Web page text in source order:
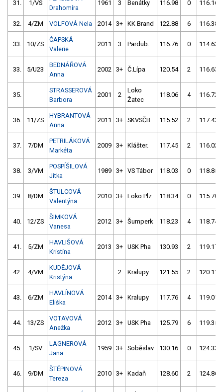
31. 1/VS
Drahomíra
1961 3 Benátky 116.98 0 116.16
32. 4/ZM VOLFOVÁ Nela 2014 3+ KK Brand 122.88 6 116.38
33. 10/ZS
ČAPSKÁ
Valerie
2011 3 Pardub. 116.76 0 114.63
33. 5/U23
BEDNÁŘOVÁ
Anna
2002 3+ Č.Lípa 120.54 2 116.63
35.
STRASSEROVÁ
Barbora
2001 2
Loko
Žatec
118.06 4 116.72
36. 11/ZS
HYBRANTOVÁ
Anna
2011 3+ SKVSČB 115.52 2 117.43
37. 7/DM
PETRILÁKOVÁ
Markéta
2009 3+ Klášter. 117.45 2 116.02
38. 3/VM
POSPÍŠILOVÁ
Jitka
1989 3+ VS Tábor 118.03 0 118.85
39. 8/DM
ŠTULCOVÁ
Valentýna
2010 3+ Loko Plz 118.34 0 115.70
40. 12/ZS
ŠIMKOVÁ
Vanesa
2012 3+ Šumperk 118.23 4 118.74
41. 5/ZM
HAVLIŠOVÁ
Kristína
2013 3+ USK Pha 130.93 2 119.17
42. 4/VM
KUDĚJOVÁ
Kristýna
2 Kralupy 121.55 2 120.11
43. 6/ZM
HAVLÍNOVÁ
Eliška
2014 3+ Kralupy 117.76 4 119.01
44. 13/ZS
VOTAVOVÁ
Anežka
2012 3+ USK Pha 125.79 6 119.35
45. 1/SV
LAGNEROVÁ
Jana
1959 3+ Soběslav 130.16 0 124.33
46. 9/DM
ŠTĚPINOVÁ
Tereza
2010 3+ Kadaň 128.60 2 124.86